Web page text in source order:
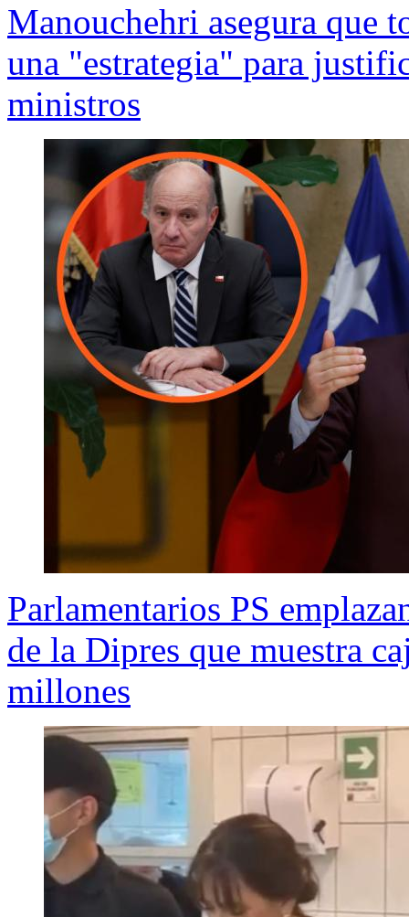
Manouchehri asegura que
una "estrategia" para
ministros
Parlamentarios PS
de la Dipres que muestra
millones